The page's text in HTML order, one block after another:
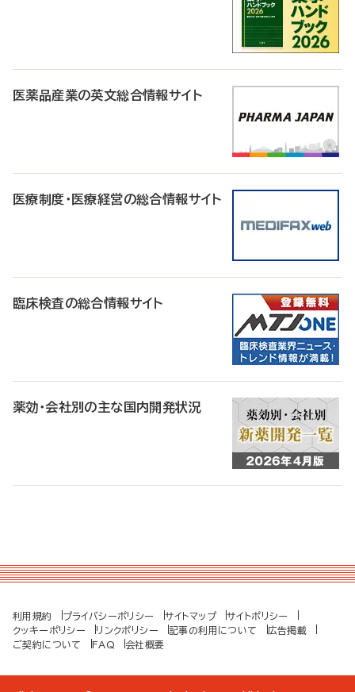
医薬品産業の英文総合情報サイト
医療制度・医療経営の総合情報サイト
臨床検査の総合情報サイト
薬効・会社別の主な国内開発状況
利用規約 プライバシーポリシー サイトマップ
サイトポリシー
クッキーポリシー
リンクポリシー 記事の利用について
広告掲載
ご契約について
FAQ 会社概要